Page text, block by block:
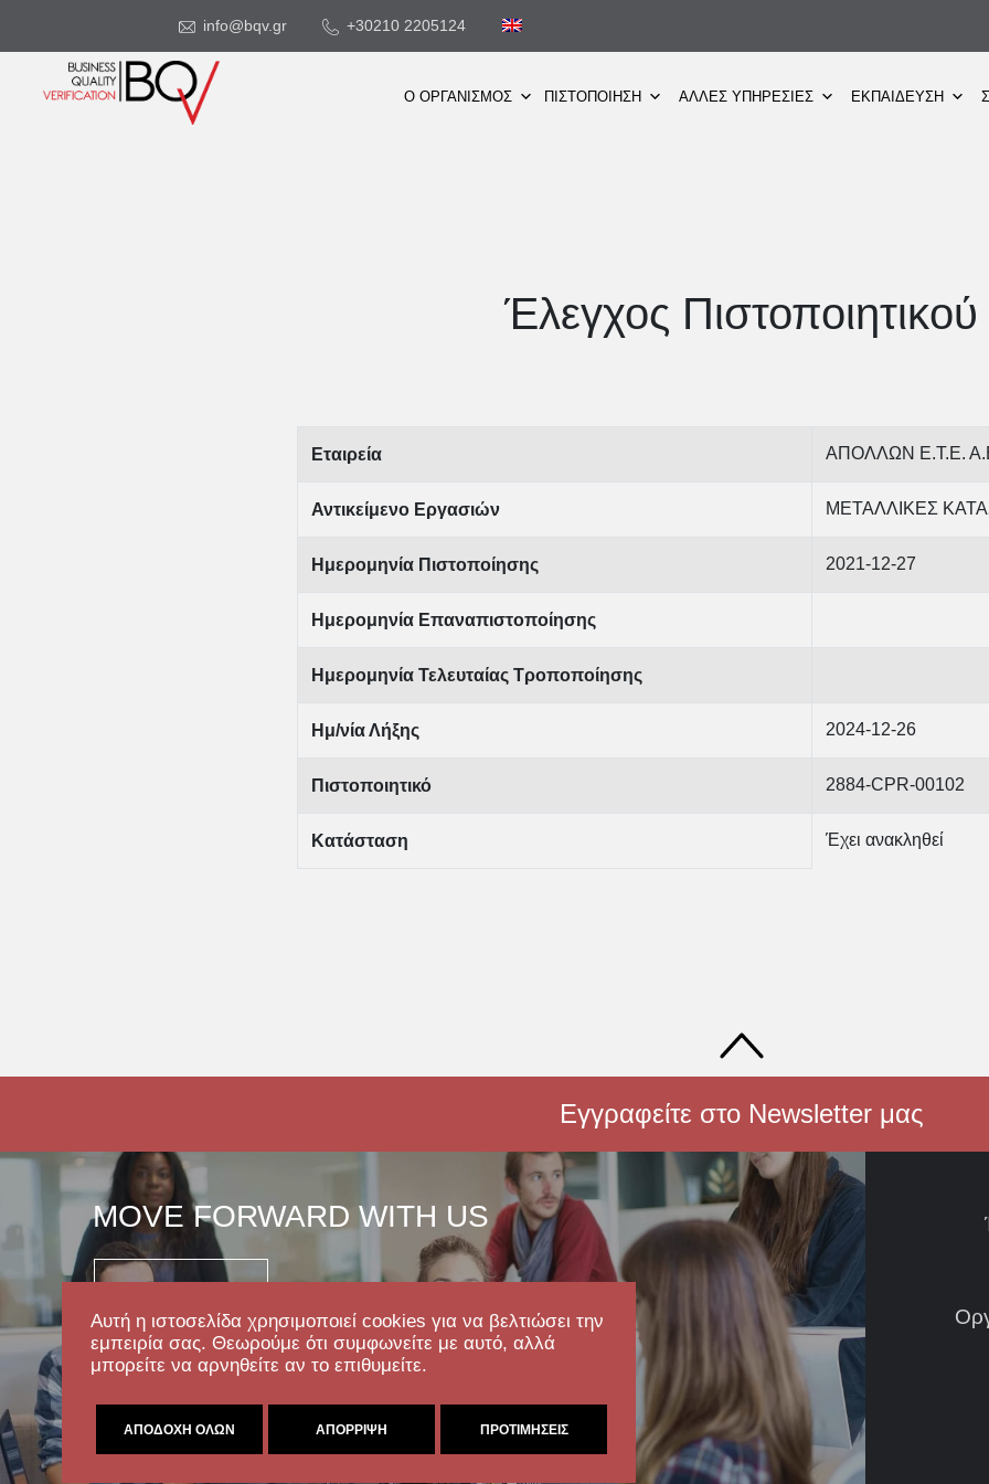
Αυτή η ιστοσελίδα χρησιμοποιεί cookies για να βελτιώσει την
εμπειρία σας. Θεωρούμε ότι συμφωνείτε με αυτό, αλλά
μπορείτε να αρνηθείτε αν το επιθυμείτε.
ΑΠΟΔΟΧΉ ΌΛΩΝ ΑΠΌΡΡΙΨΗ ΠΡΟΤΙΜΉΣΕΙΣ
info@bqv.gr +30210 2205124
Ο ΟΡΓΑΝΙΣΜΟΣ ΠΙΣΤΟΠΟΙΗΣΗ ΑΛΛΕΣ ΥΠΗΡΕΣΙΕΣ ΕΚΠΑΙΔΕΥΣΗ
Έλεγχος Πιστοποιητικού
Εταιρεία ΑΠΟΛΛΩΝ Ε.Τ.Ε.
Αντικείμενο Εργασιών ΜΕΤΑΛΛΙΚΕΣ
Ημερομηνία Πιστοποίησης 2021-12-27
Ημερομηνία Επαναπιστοποίησης
Ημερομηνία Τελευταίας Τροποποίησης
Ημ/νία Λήξης 2024-12-26
Πιστοποιητικό 2884-CPR-00102
Κατάσταση Έχει ανακληθεί
Εγγραφείτε στο Newsletter μας
MOVE FORWARD WITH US